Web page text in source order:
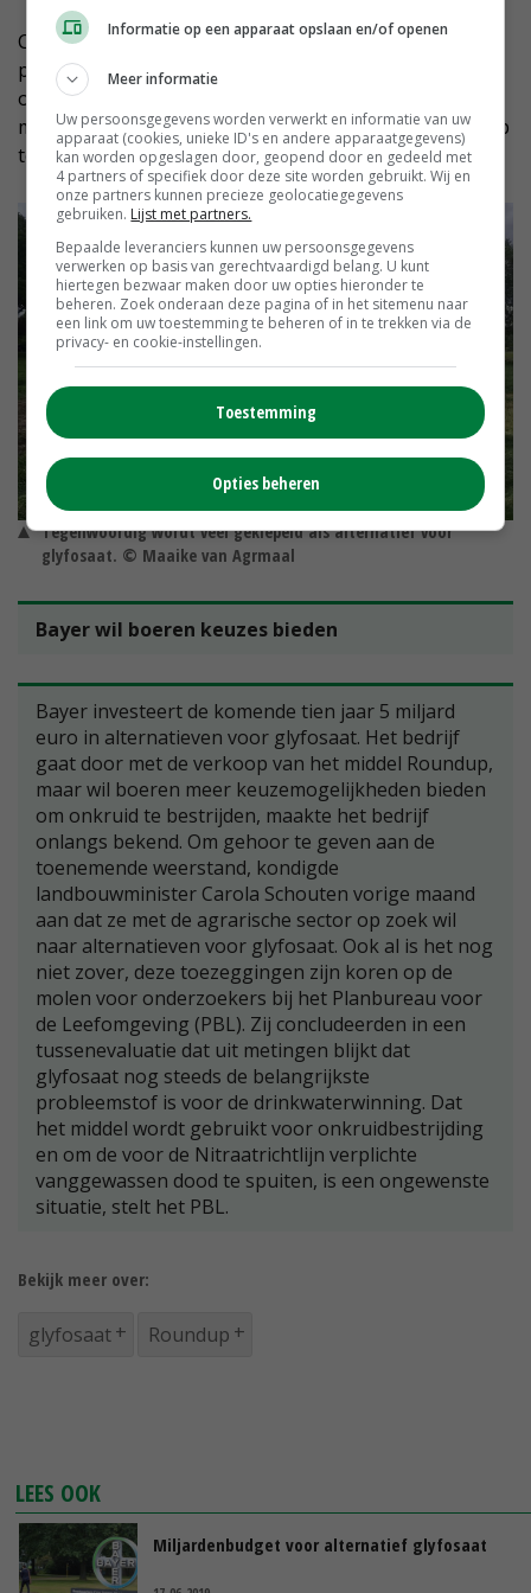
Concluderend schetst Van Agtmaal dat alle drie de
proeven potentie hebben, maar dat verdere
ontwikkeling is gewenst. 'Alternatieven zijn zeker
mogelijk, maar nog niet alles is praktijkrijp. Dat gaat op
termijn zeker gebeuren.'
Tegenwoordig wordt veel geklepeld als alternatief voor
glyfosaat. © Maaike van Agrmaal
Bayer wil boeren keuzes bieden
Bayer investeert de komende tien jaar 5 miljard
euro in alternatieven voor glyfosaat. Het bedrijf
gaat door met de verkoop van het middel Roundup,
maar wil boeren meer keuzemogelijkheden bieden
om onkruid te bestrijden, maakte het bedrijf
onlangs bekend. Om gehoor te geven aan de
toenemende weerstand, kondigde
landbouwminister Carola Schouten vorige maand
aan dat ze met de agrarische sector op zoek wil
naar alternatieven voor glyfosaat. Ook al is het nog
niet zover, deze toezeggingen zijn koren op de
molen voor onderzoekers bij het Planbureau voor
de Leefomgeving (PBL). Zij concludeerden in een
tussenevaluatie dat uit metingen blijkt dat
glyfosaat nog steeds de belangrijkste
probleemstof is voor de drinkwaterwinning. Dat
het middel wordt gebruikt voor onkruidbestrijding
en om de voor de Nitraatrichtlijn verplichte
vanggewassen dood te spuiten, is een ongewenste
situatie, stelt het PBL.
Bekijk meer over:
glyfosaat Roundup
LEES OOK
Miljardenbudget voor alternatief glyfosaat
Informatie op een apparaat opslaan en/of openen
Meer informatie
Uw persoonsgegevens worden verwerkt en informatie van uw
apparaat (cookies, unieke ID's en andere apparaatgegevens)
kan worden opgeslagen door, geopend door en gedeeld met
4 partners of specifiek door deze site worden gebruikt. Wij en
onze partners kunnen precieze geolocatiegegevens
gebruiken. Lijst met partners.
Bepaalde leveranciers kunnen uw persoonsgegevens
verwerken op basis van gerechtvaardigd belang. U kunt
hiertegen bezwaar maken door uw opties hieronder te
beheren. Zoek onderaan deze pagina of in het sitemenu naar
een link om uw toestemming te beheren of in te trekken via de
privacy- en cookie-instellingen.
Toestemming
Opties beheren